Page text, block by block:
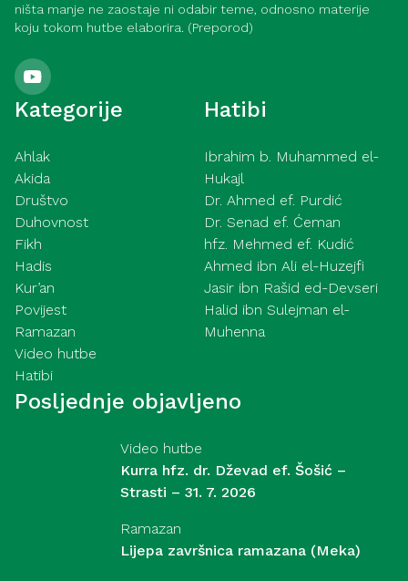
ništa manje ne zaostaje ni odabir teme, odnosno materije
koju tokom hutbe elaborira. (Preporod)
Kategorije
Ahlak
Akida
Društvo
Duhovnost
Fikh
Hadis
Kur’an
Povijest
Ramazan
Video hutbe
Hatibi
Hatibi
Ibrahim b. Muhammed el-
Hukajl
Dr. Ahmed ef. Purdić
Dr. Senad ef. Ćeman
hfz. Mehmed ef. Kudić
Ahmed ibn Ali el-Huzejfi
Jasir ibn Rašid ed-Devseri
Halid ibn Sulejman el-
Muhenna
Posljednje objavljeno
Video hutbe
Kurra hfz. dr. Dževad ef. Šošić –
Strasti – 31. 7. 2026
Ramazan
Lijepa završnica ramazana (Meka)